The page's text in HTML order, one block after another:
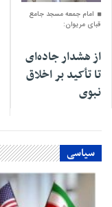
امام جمعه مسجد جامع
قبای مریوان:
از هشدار جاده‌ای
تا تأکید بر اخلاق
نبوی
سیاسی